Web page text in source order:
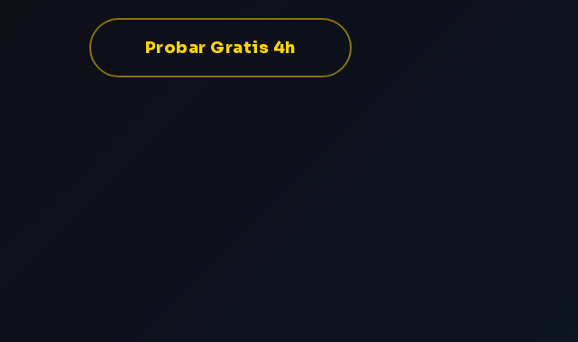
Probar Gratis 4h